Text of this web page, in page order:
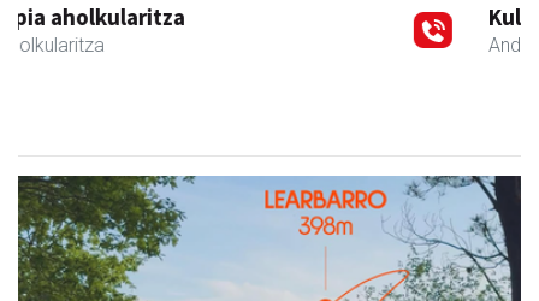
Kulunka aeroyoga zentroa
Andoain - Aeroyoga